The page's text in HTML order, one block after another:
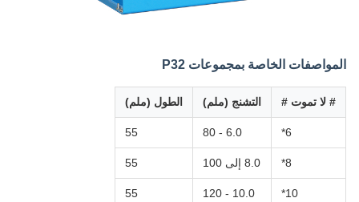
المواصفات الخاصة بمجموعات P32
# لا تموت # التشنج (ملم) الطول (ملم)
6*
6.0 - 80
55
8* 8.0 إلى 100 55
10*
10.0 - 120
55